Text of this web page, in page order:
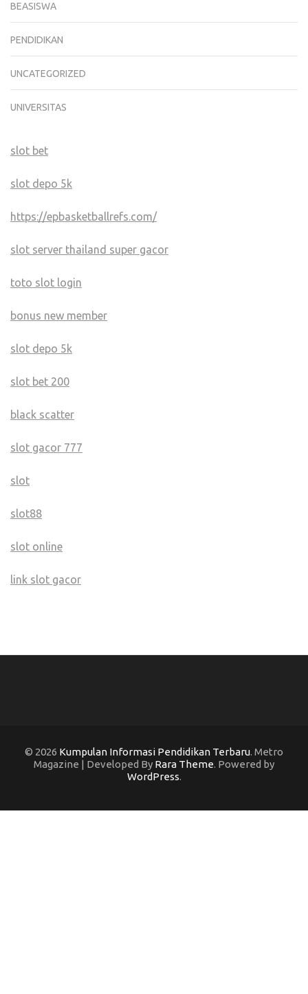
BEASISWA
PENDIDIKAN
UNCATEGORIZED
UNIVERSITAS
slot bet
slot depo 5k
https://epbasketballrefs.com/
slot server thailand super gacor
toto slot login
bonus new member
slot depo 5k
slot bet 200
black scatter
slot gacor 777
slot
slot88
slot online
link slot gacor
© 2026 Kumpulan Informasi Pendidikan Terbaru. Metro
Magazine | Developed By Rara Theme. Powered by
WordPress.